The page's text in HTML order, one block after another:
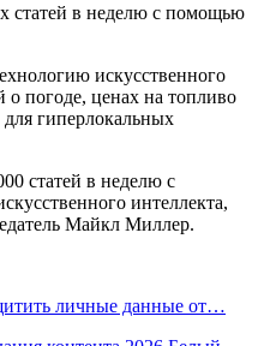
искусственного
о погоде, ценах на топливо
гиперлокальных
статей в неделю с
интеллекта,
Майкл Миллер.
личные данные от…